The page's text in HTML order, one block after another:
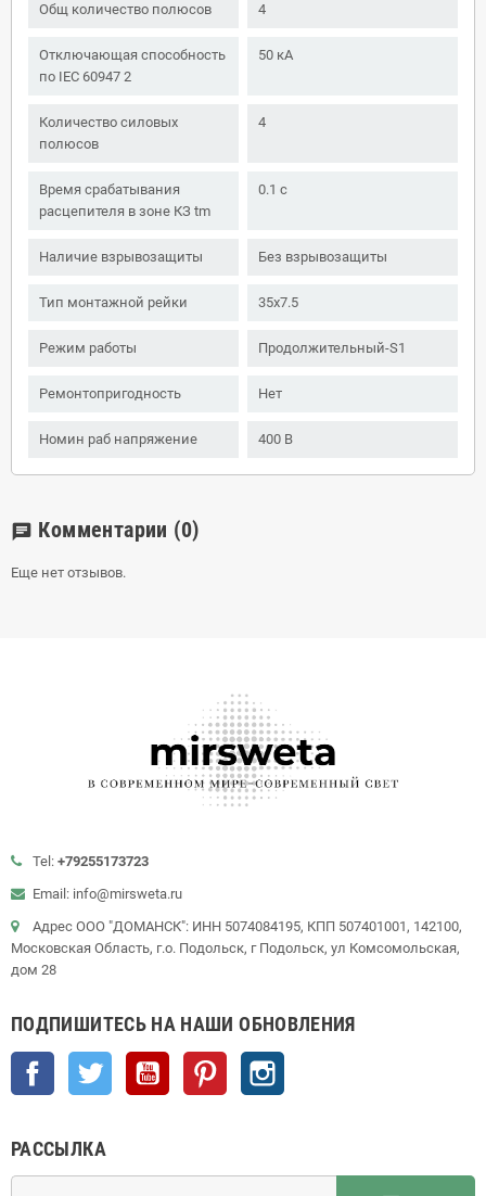
Общ количество полюсов 4
Отключающая способность
по IEC 60947 2
50 кА
Количество силовых
полюсов
4
Время срабатывания
расцепителя в зоне КЗ tm
0.1 с
Наличие взрывозащиты Без взрывозащиты
Тип монтажной рейки 35x7.5
Режим работы Продолжительный-S1
Ремонтопригодность Нет
Номин раб напряжение 400 В
chat Комментарии (0)
Еще нет отзывов.
Tel: +79255173723
Email: info@mirsweta.ru
Адрес ООО "ДОМАНСК": ИНН 5074084195, КПП 507401001, 142100,
Московская Область, г.о. Подольск, г Подольск, ул Комсомольская,
дом 28
ПОДПИШИТЕСЬ НА НАШИ ОБНОВЛЕНИЯ
Facebook Twitter YouTube Pinterest
РАССЫЛКА